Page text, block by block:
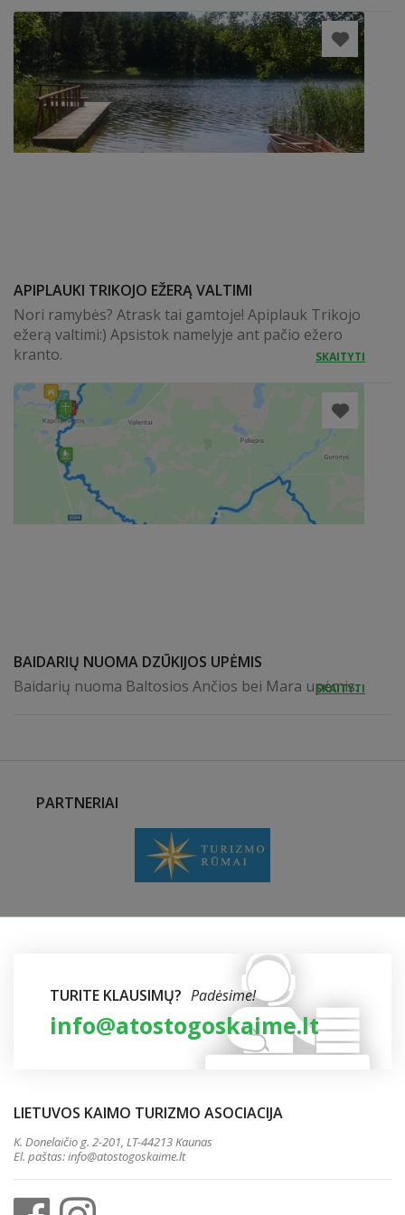
APIPLAUKI TRIKOJO EŽERĄ VALTIMI
Nori ramybės? Atrask tai gamtoje! Apiplauk Trikojo
ežerą valtimi:) Apsistok namelyje ant pačio ežero
kranto.
SKAITYTI
BAIDARIŲ NUOMA DZŪKIJOS UPĖMIS
Baidarių nuoma Baltosios Ančios bei Mara upėmis.
SKAITYTI
PARTNERIAI
TURITE KLAUSIMŲ? Padėsime!
info@atostogoskaime.lt
LIETUVOS KAIMO TURIZMO ASOCIACIJA
K. Donelaičio g. 2-201, LT-44213 Kaunas
El. paštas:info@atostogoskaime.lt